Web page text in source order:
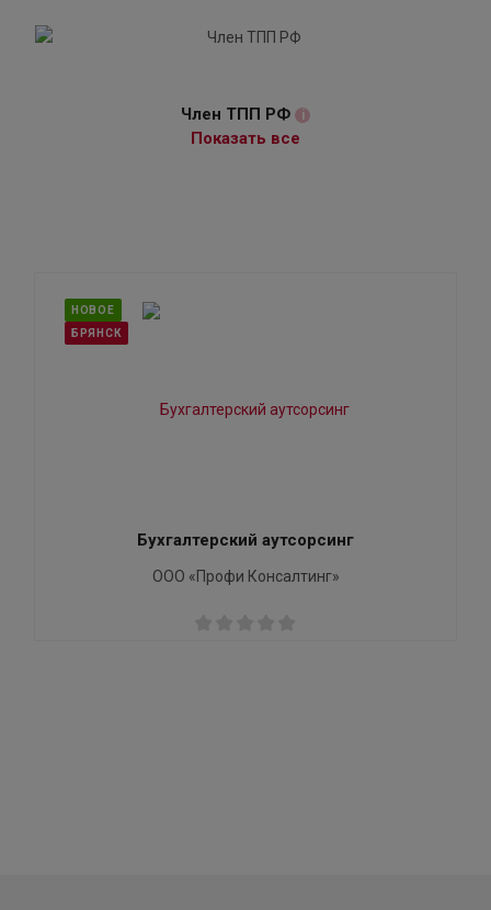
Член ТПП РФ i
Показать все
НОВОЕ
БРЯНСК
Бухгалтерский аутсорсинг
ООО «Профи Консалтинг»